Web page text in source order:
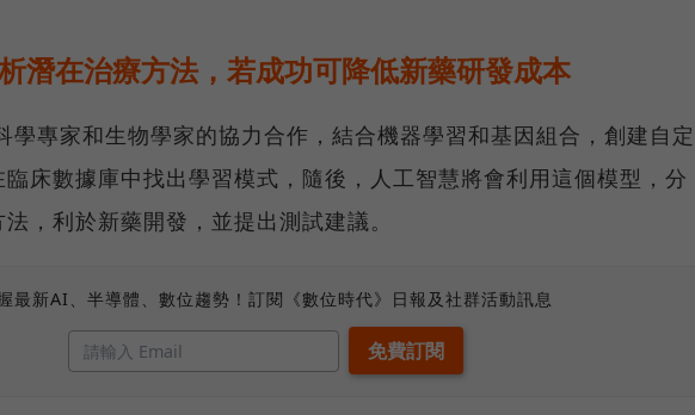
潛在治療方法，若成功可降低新藥研發成本
專家和生物學家的協力合作，結合機器學習和基因組合，創建自定
床數據庫中找出學習模式，隨後，人工智慧將會利用這個模型，分
，利於新藥開發，並提出測試建議。
最新AI、半導體、數位趨勢！訂閱《數位時代》日報及社群活動訊息